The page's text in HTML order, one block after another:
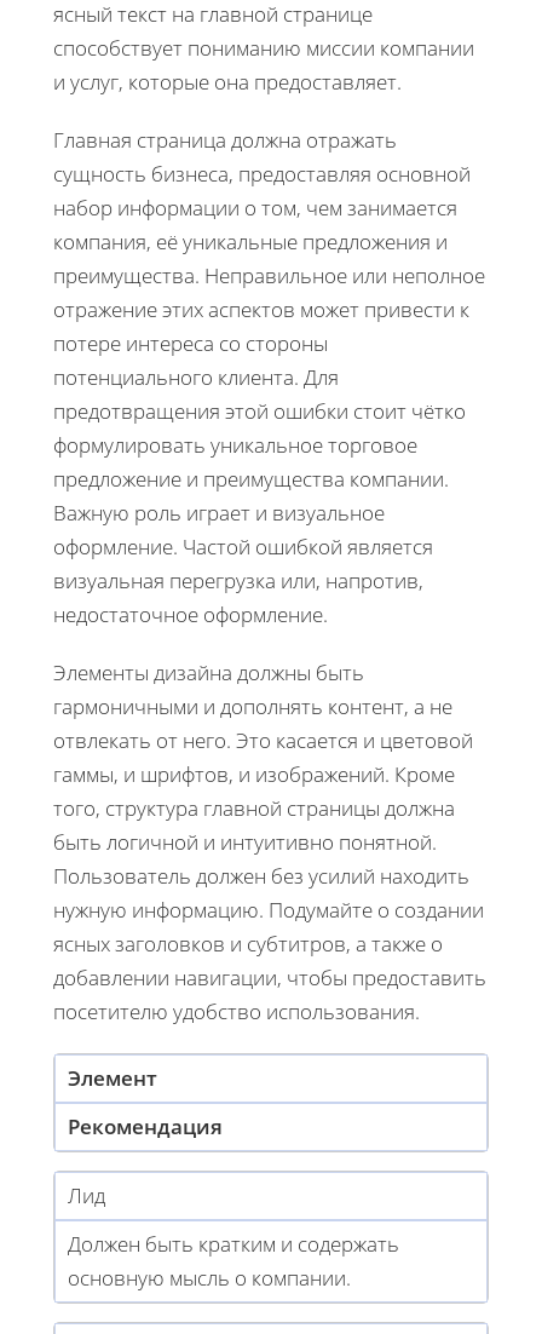
ясный текст на главной странице
способствует пониманию миссии компании
и услуг, которые она предоставляет.
Главная страница должна отражать
сущность бизнеса, предоставляя основной
набор информации о том, чем занимается
компания, её уникальные предложения и
преимущества. Неправильное или неполное
отражение этих аспектов может привести к
потере интереса со стороны
потенциального клиента. Для
предотвращения этой ошибки стоит чётко
формулировать уникальное торговое
предложение и преимущества компании.
Важную роль играет и визуальное
оформление. Частой ошибкой является
визуальная перегрузка или, напротив,
недостаточное оформление.
Элементы дизайна должны быть
гармоничными и дополнять контент, а не
отвлекать от него. Это касается и цветовой
гаммы, и шрифтов, и изображений. Кроме
того, структура главной страницы должна
быть логичной и интуитивно понятной.
Пользователь должен без усилий находить
нужную информацию. Подумайте о создании
ясных заголовков и субтитров, а также о
добавлении навигации, чтобы предоставить
посетителю удобство использования.
Элемент
Рекомендация
Лид
Должен быть кратким и содержать
основную мысль о компании.